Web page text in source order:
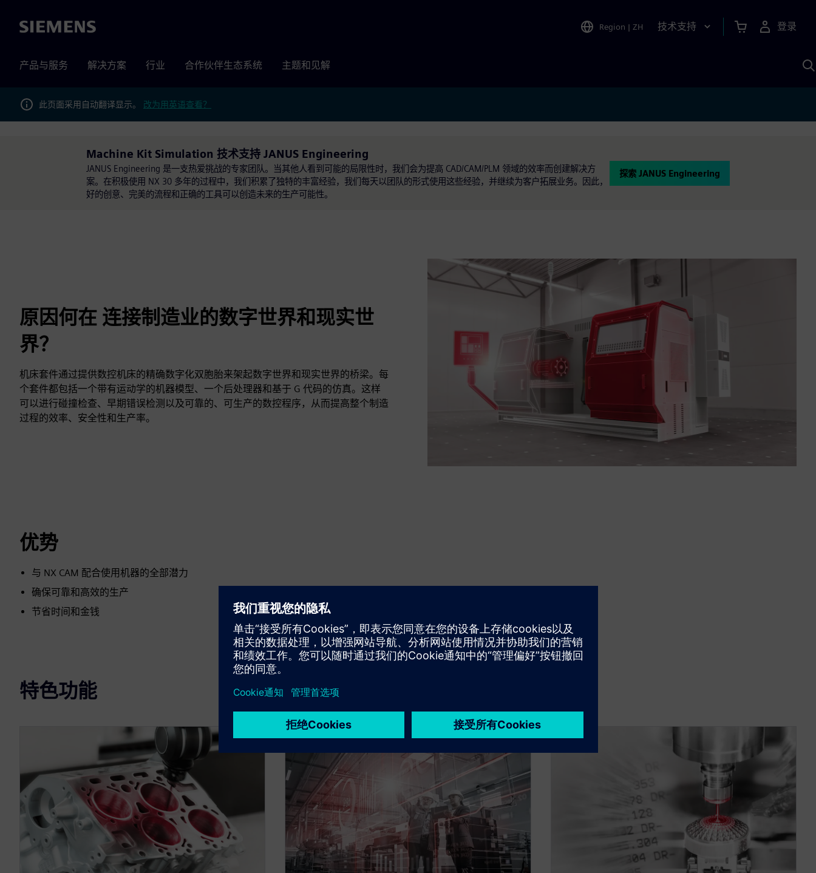
Siemens Region | ZH 技术支持 登录
产品与服务 解决方案 行业 合作伙伴生态系统 主题和见解
此页面采用自动翻译显示。 改为用英语查看？
Machine Kit Simulation 技术支持 JANUS Engineering
JANUS Engineering 是一支热爱挑战的专家团队。当其他人看到可能的局限性时，我们会为提高 CAD/CAM/PLM 领域的效率而创建解决方
案。在积极使用 NX 30 多年的过程中，我们积累了独特的丰富经验，我们每天以团队的形式使用这些经验，并继续为客户拓展业务。因此，
好的创意、完美的流程和正确的工具可以创造未来的生产可能性。
探索 JANUS Engineering
原因何在 连接制造业的数字世界和现实世
界？
机床套件通过提供数控机床的精确数字化双胞胎来架起数字世界和现实世界的桥梁。每
个套件都包括一个带有运动学的机器模型、一个后处理器和基于 G 代码的仿真。这样
可以进行碰撞检查、早期错误检测以及可靠的、可生产的数控程序，从而提高整个制造
过程的效率、安全性和生产率。
优势
与 NX CAM 配合使用机器的全部潜力
确保可靠和高效的生产
节省时间和金钱
特色功能